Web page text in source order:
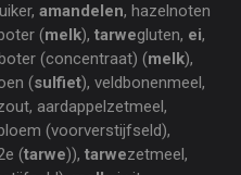
amandelen, hazelnoten
(melk), tarwegluten, ei,
(concentraat) (melk),
(sulfiet), veldbonenmeel,
aardappelzetmeel,
(voorverstijfseld),
(tarwe)), tarwezetmeel,